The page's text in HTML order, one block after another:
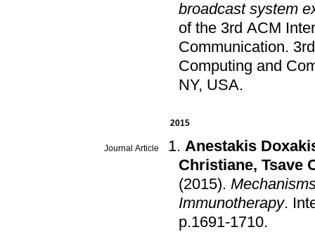
broadcast system
of the 3rd ACM
Communication.
Computing and
NY, USA.
2015
Journal Article
Anestakis
Christiane, Tsave
(2015).
Immunotherapy.
p.1691-1710.